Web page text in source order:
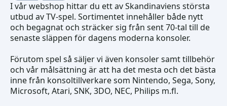
I vår webshop hittar du ett av Skandinaviens största
utbud av TV-spel. Sortimentet innehåller både nytt
och begagnat och sträcker sig från sent 70-tal till de
senaste släppen för dagens moderna konsoler.
Förutom spel så säljer vi även konsoler samt tillbehör
och vår målsättning är att ha det mesta och det bästa
inne från konsoltillverkare som Nintendo, Sega, Sony,
Microsoft, Atari, SNK, 3DO, NEC, Philips m.fl.